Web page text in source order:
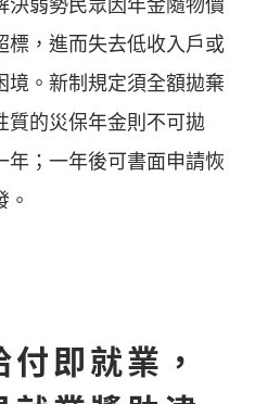
決弱勢民眾因年金隨物價
標，進而失去低收入戶或
境。新制規定須全額拋棄
質的災保年金則不可拋
年；一年後可書面申請恢
即就業，